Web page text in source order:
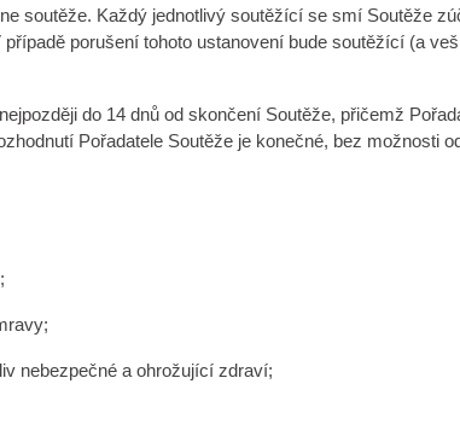
soutěže. Každý jednotlivý soutěžící se smí Soutěže
porušení tohoto ustanovení bude soutěžící (a
do 14 dnů od skončení Soutěže, přičemž
Pořadatele Soutěže je konečné, bez možnosti
nebezpečné a ohrožující zdraví;